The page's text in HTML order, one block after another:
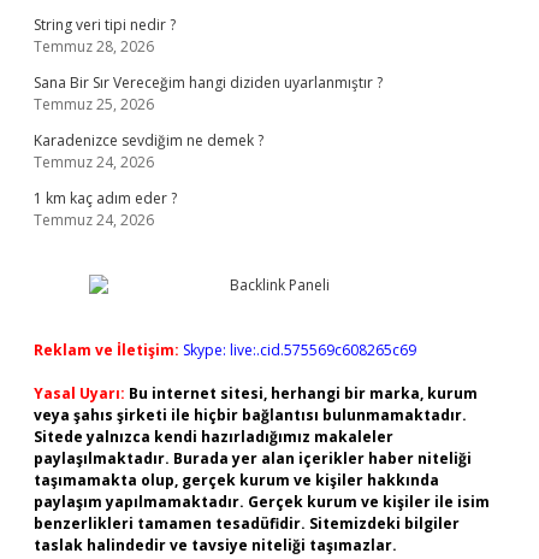
String veri tipi nedir ?
Temmuz 28, 2026
Sana Bir Sır Vereceğim hangi diziden uyarlanmıştır ?
Temmuz 25, 2026
Karadenizce sevdiğim ne demek ?
Temmuz 24, 2026
1 km kaç adım eder ?
Temmuz 24, 2026
Reklam ve İletişim: Skype: live:.cid.575569c608265c69
Yasal Uyarı: Bu internet sitesi, herhangi bir marka, kurum
veya şahıs şirketi ile hiçbir bağlantısı bulunmamaktadır.
Sitede yalnızca kendi hazırladığımız makaleler
paylaşılmaktadır. Burada yer alan içerikler haber niteliği
taşımamakta olup, gerçek kurum ve kişiler hakkında
paylaşım yapılmamaktadır. Gerçek kurum ve kişiler ile isim
benzerlikleri tamamen tesadüfidir. Sitemizdeki bilgiler
taslak halindedir ve tavsiye niteliği taşımazlar.